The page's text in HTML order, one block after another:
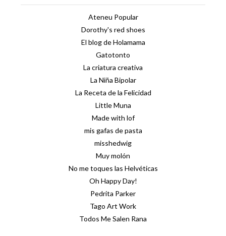
Ateneu Popular
Dorothy's red shoes
El blog de Holamama
Gatotonto
La criatura creativa
La Niña Bipolar
La Receta de la Felicidad
Little Muna
Made with lof
mis gafas de pasta
misshedwig
Muy molón
No me toques las Helvéticas
Oh Happy Day!
Pedrita Parker
Tago Art Work
Todos Me Salen Rana